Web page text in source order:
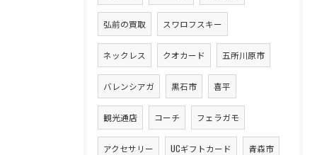
弘前の買取 スワロフスキー
ネックレス クオカード 五所川原市
バレンシアガ 黒石市 喜平
観光通店 コーチ フェラガモ
アクセサリー UCギフトカード 青森市